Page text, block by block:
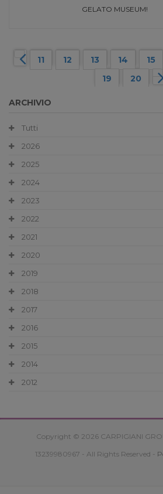
GELATO MUSEUM!
11 12 13 14 15
19
20
ARCHIVIO
Tutti
2026
2025
2024
2023
2022
2021
2020
2019
2018
2017
2016
2015
2014
2012
Copyright © 2026 CARPIGIANI
13239980967 - All Rights Reserved -